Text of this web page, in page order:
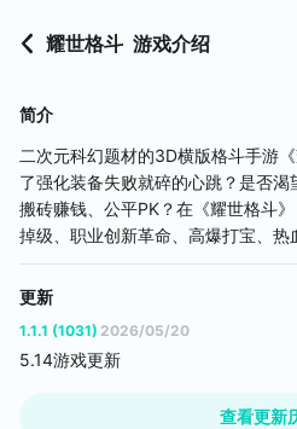
耀世格斗 游戏介绍
简介
二次元科幻题材的3D横版格斗手游
了强化装备失败就碎的心跳？是否渴
搬砖赚钱、公平PK？在《耀世格斗
掉级、职业创新革命、高爆打宝、
教团，在经典与创新的碰撞中，找回
更新
1.1.1 (1031) 2026/05/20
5.14游戏更新
查看更新